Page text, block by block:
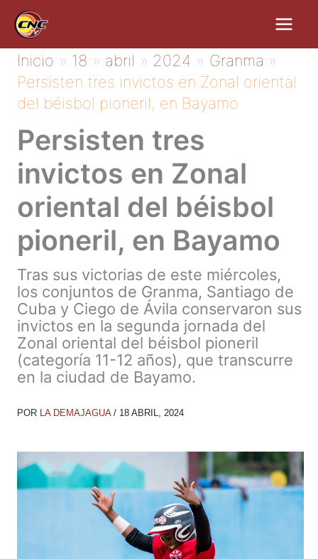
contenido
Inicio 18 abril 2024
Granma
Persisten tres invictos en Zonal oriental
del béisbol pioneril, en Bayamo
Persisten tres
invictos en Zonal
oriental del béisbol
pioneril, en Bayamo
Tras sus victorias de este miércoles,
los conjuntos de Granma, Santiago de
Cuba y Ciego de Ávila conservaron sus
invictos en la segunda jornada del
Zonal oriental del béisbol pioneril
(categoría 11-12 años), que transcurre
en la ciudad de Bayamo.
POR LA DEMAJAGUA / 18 ABRIL, 2024